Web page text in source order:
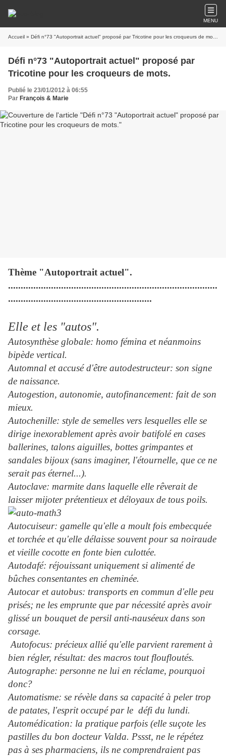
MENU
Accueil » Défi n°73 "Autoportrait actuel" proposé par Tricotine pour les croqueurs de mots.
Défi n°73 "Autoportrait actuel" proposé par
Tricotine pour les croqueurs de mots.
Publié le 23/01/2012 à 06:55
Par François & Marie
Thème "Autoportrait actuel".
...................................................................................
.........................................................
Elle et les "autos".
Autosynthèse globale: homo fémina et néanmoins
bipède vertical.
Automnal et accusé d'être autodestructeur: son signe
de naissance.
Autogestion, autonomie, autofinancement: fait de son
mieux.
Autochenille: style de semelles vers lesquelles elle se
dirige inexorablement après avoir batifolé en cases
ballerines, talons aiguilles, bottes grimpantes et
sandales bijoux (sans imaginer, l'étournelle, que ce ne
serait pas éternel...).
Autoclave: marmite dans laquelle elle rêverait de
laisser mijoter prétentieux et déloyaux de tous poils.
Autocuiseur: gamelle qu'elle a moult fois embecquée
et torchée et qu'elle délaisse souvent pour sa noiraude
et vieille cocotte en fonte bien culottée.
Autodafé: réjouissant uniquement si alimenté de
bûches consentantes en cheminée.
Autocar et autobus: transports en commun d'elle peu
prisés; ne les emprunte que par nécessité après avoir
glissé un bouquet de persil anti-nauséeux dans son
corsage.
Autofocus: précieux allié qu'elle parvient rarement à
bien régler, résultat: des macros tout floufloutés.
Autographe: personne ne lui en réclame, pourquoi
donc?
Automatisme: se révèle dans sa capacité à peler trop
de patates, l'esprit occupé par le défi du lundi.
Automédication: la pratique parfois (elle suçote les
pastilles du bon docteur Valda. Pssst, ne le répétez
pas à ses pharmaciens, ils ne comprendraient pas